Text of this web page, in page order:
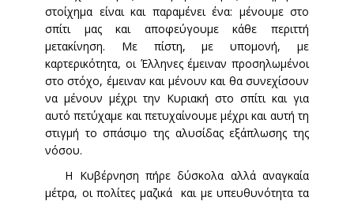
στοίχημα είναι και παραμένει ένα: μένουμε στο
σπίτι μας και αποφεύγουμε κάθε περιττή
μετακίνηση. Με πίστη, με υπομονή, με
καρτερικότητα, οι Έλληνες έμειναν προσηλωμένοι
στο στόχο, έμειναν και μένουν και θα συνεχίσουν
να μένουν μέχρι την Κυριακή στο σπίτι και για
αυτό πετύχαμε και πετυχαίνουμε μέχρι και αυτή τη
στιγμή το σπάσιμο της αλυσίδας εξάπλωσης της
νόσου.
Η Κυβέρνηση πήρε δύσκολα αλλά αναγκαία
μέτρα, οι πολίτες μαζικά και με υπευθυνότητα τα